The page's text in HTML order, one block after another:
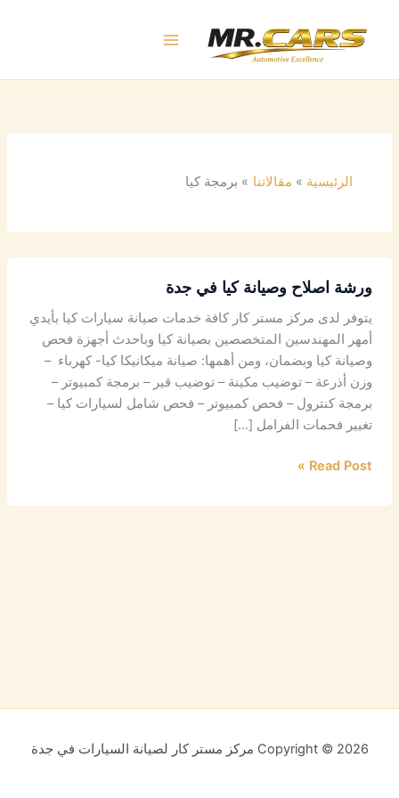
المحتوى
الرئيسية مقالاتنا برمجة كيا
ورشة اصلاح وصيانة كيا في جدة
يتوفر لدى مركز مستر كار كافة خدمات صيانة سيارات كيا بأيدي
أمهر المهندسين المتخصصين بصيانة كيا وباحدث أجهزة فحص
وصيانة كيا وبضمان، ومن أهمها: صيانة ميكانيكا كيا- كهرباء –
وزن أذرعة – توضيب مكينة – توضيب قير – برمجة كمبيوتر –
برمجة كنترول – فحص كمبيوتر – فحص شامل لسيارات كيا –
تغيير فحمات الفرامل […]
Read Post »
Copyright © 2026 مركز مستر كار لصيانة السيارات في جدة